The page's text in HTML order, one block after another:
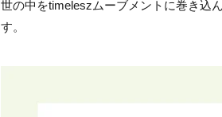
世の中をtimeleszムーブメントに巻き込
す。